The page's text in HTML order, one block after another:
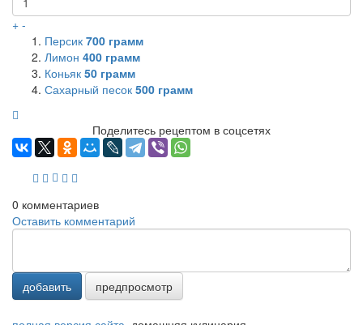
+ -
Персик 700 грамм
Лимон 400 грамм
Коньяк 50 грамм
Сахарный песок 500 грамм
Поделитесь рецептом в соцсетях
0 комментариев
Оставить комментарий
добавить предпросмотр